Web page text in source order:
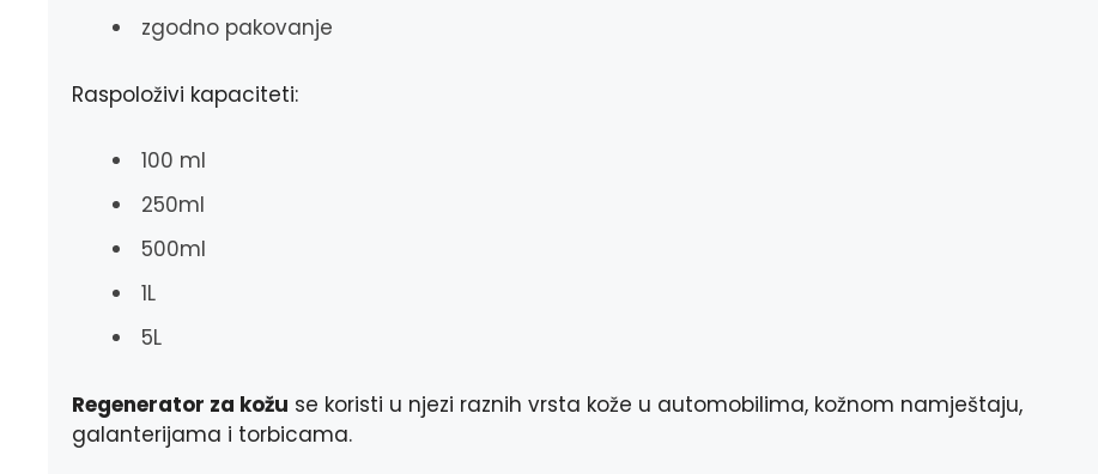
zgodno pakovanje
Raspoloživi kapaciteti:
100 ml
250ml
500ml
1L
5L
Regenerator za kožu se koristi u njezi raznih vrsta kože u automobilima, kožnom namještaju,
galanterijama i torbicama.